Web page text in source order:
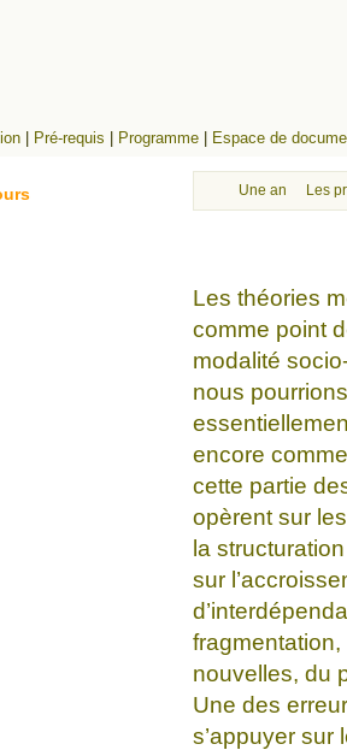
Pré-requis Programme Espace de
Une analyse
Les
Les théories
comme point
modalité
nous
encore
cette partie
opèrent sur
la
sur
nouvelles, du
Une des
s’appuyer sur